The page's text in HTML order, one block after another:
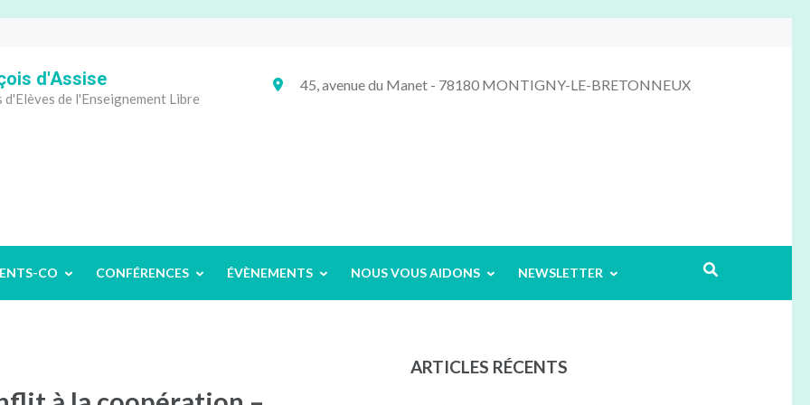
d'Assise
de l'Enseignement Libre
45, avenue du Manet - 78180 MONTIGNY-LE-BRETONNEUX
CO CONFÉRENCES ÉVÈNEMENTS NOUS VOUS AIDONS NEWSLETTER
ARTICLES RÉCENTS